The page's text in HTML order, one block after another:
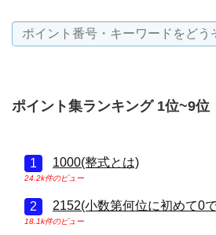
ポイント集ランキング 1位~9位
1000(整式とは)
24.2k件のビュー
2152(小数第何位に初めて0
18.1k件のビュー